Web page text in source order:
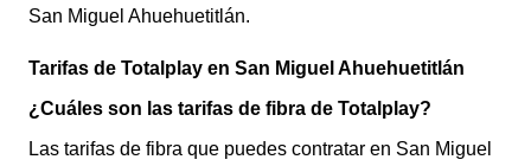
San Miguel Ahuehuetitlán.
Tarifas de Totalplay en San Miguel Ahuehuetitlán
¿Cuáles son las tarifas de fibra de Totalplay?
Las tarifas de fibra que puedes contratar en San Miguel